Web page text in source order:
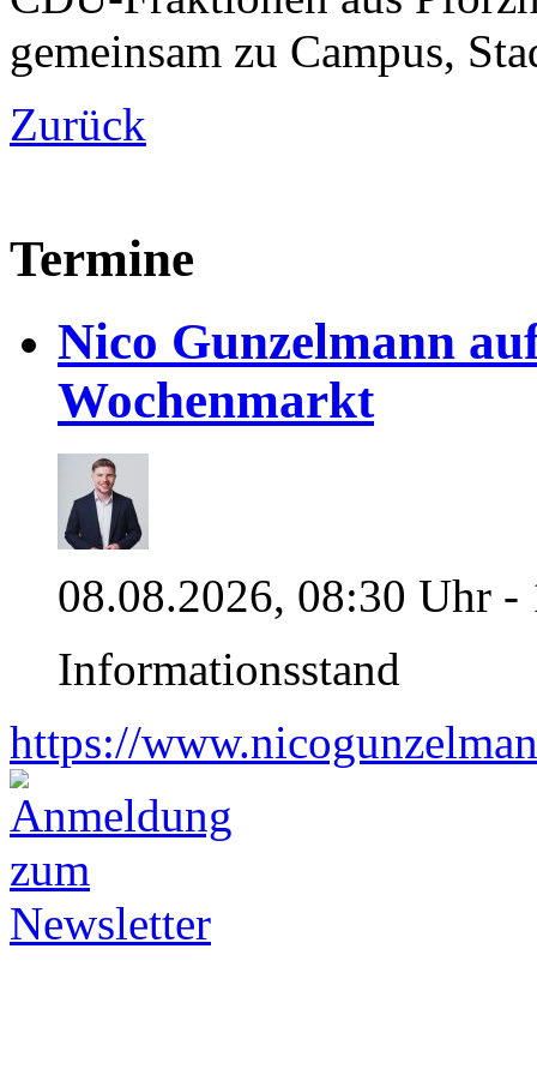
gemeinsam zu Campus,
Zurück
Termine
Nico Gunzelmann
Wochenmarkt
08.08.2026, 08:30 Uhr -
Informationsstand
https://